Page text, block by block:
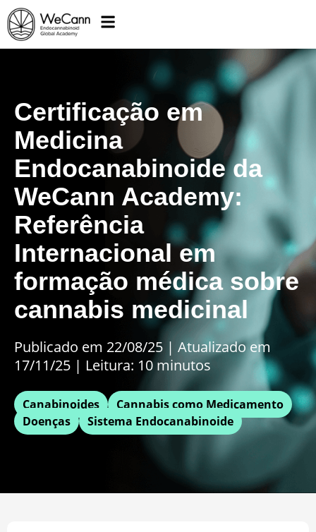
Certificação em
Medicina
Endocanabinoide da
WeCann Academy:
Referência
Internacional em
formação médica sobre
cannabis medicinal
Publicado em 22/08/25 | Atualizado em
17/11/25 | Leitura: 10 minutos
Canabinoides
Cannabis como Medicamento
Doenças
Sistema Endocanabinoide